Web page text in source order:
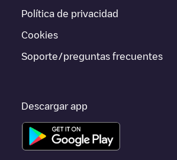
Schiphol-Rijk, porque están cerca y se
Amsterdam
Política de privacidad
Cookies
Soporte/preguntas frecuentes
Descargar app